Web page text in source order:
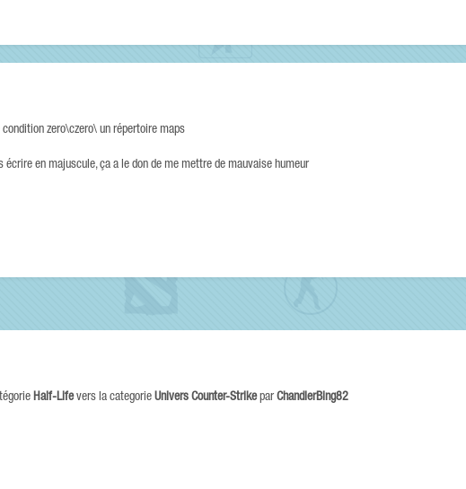
zero\czero\ un répertoire maps
écrire en majuscule, ça a le don de me mettre de mauvaise humeur
Half-Lifevers la categorie Univers Counter-Strikepar ChandlerBing82